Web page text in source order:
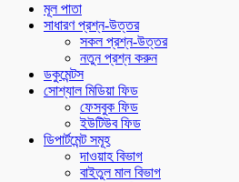
মূল পাতা
সাধারণ প্রশ্ন-উত্তর
সকল প্রশ্ন-উত্তর
নতুন প্রশ্ন করুন
ডকুমেন্টস
সোশ্যাল মিডিয়া ফিড
ফেসবুক ফিড
ইউটিউব ফিড
ডিপার্টমেন্ট সমূহ
দাওয়াহ বিভাগ
বাইতুল মাল বিভাগ